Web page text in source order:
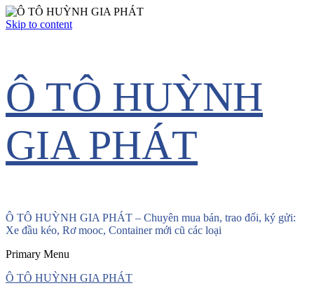
Skip to content
Ô TÔ HUỲNH
GIA PHÁT
Ô TÔ HUỲNH GIA PHÁT – Chuyên mua bán, trao đổi, ký gửi:
Xe đầu kéo, Rơ mooc, Container mới cũ các loại
Primary Menu
Ô TÔ HUỲNH GIA PHÁT